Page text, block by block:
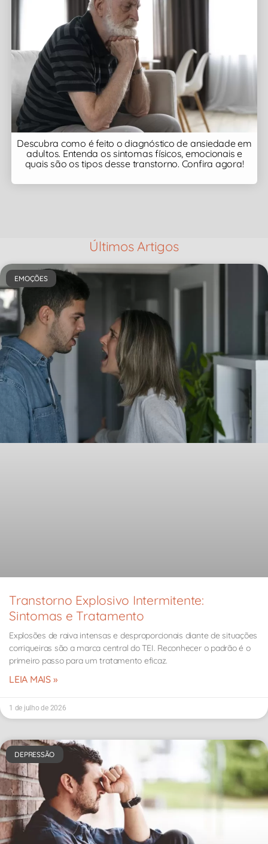
Descubra como é feito o diagnóstico de ansiedade em
adultos. Entenda os sintomas físicos, emocionais e
quais são os tipos desse transtorno. Confira agora!
Últimos Artigos
EMOÇÕES
Transtorno Explosivo Intermitente:
Sintomas e Tratamento
Explosões de raiva intensas e desproporcionais diante de situações
corriqueiras são a marca central do TEI. Reconhecer o padrão é o
primeiro passo para um tratamento eficaz.
LEIA MAIS »
1 de julho de 2026
DEPRESSÃO